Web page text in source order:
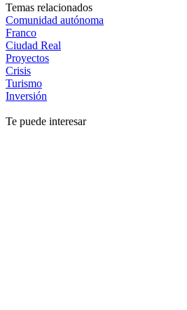
Temas relacionados
Comunidad autónoma
Franco
Ciudad Real
Proyectos
Crisis
Turismo
Inversión
Te puede interesar